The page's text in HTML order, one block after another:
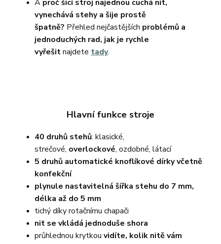
A proč šicí stroj najednou cuchá nit,
vynechává stehy a šije prostě
špatně? Přehled nejčastějších problémů a
jednoduchých rad, jak je rychle
vyřešitnajdete tady.
Hlavní funkce stroje
40 druhů stehů: klasické,
strečové, overlockové, ozdobné, látací
5 druhů automatické knoflíkové dírky včetně
konfekční
plynule nastavitelná šířka stehu do 7 mm,
délka až do 5 mm
tichý díky rotačnímu chapači
nit se vkládá jednoduše shora
průhlednou krytkou vidíte, kolik nitě vám